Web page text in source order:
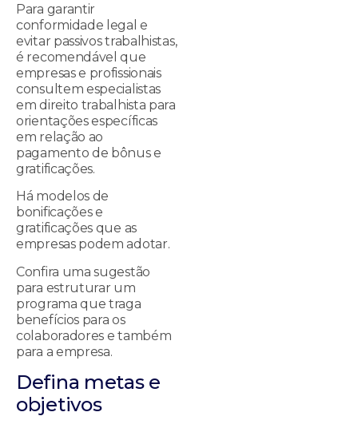
Para garantir
conformidade legal e
evitar passivos trabalhistas,
é recomendável que
empresas e profissionais
consultem especialistas
em direito trabalhista para
orientações específicas
em relação ao
pagamento de bônus e
gratificações.
Há modelos de
bonificações e
gratificações que as
empresas podem adotar.
Confira uma sugestão
para estruturar um
programa que traga
benefícios para os
colaboradores e também
para a empresa.
Defina metas e
objetivos